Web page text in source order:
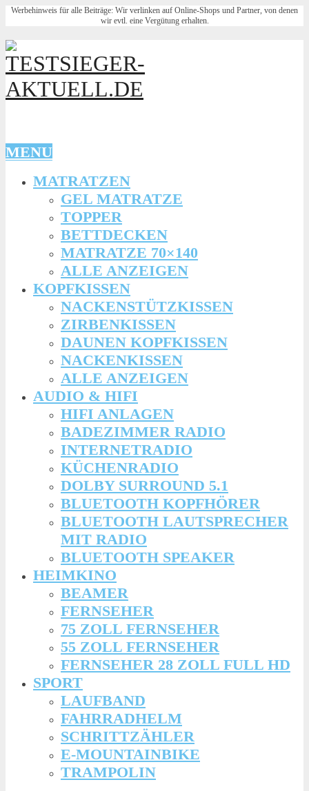
Werbehinweis für alle Beiträge: Wir verlinken auf Online-Shops und Partner, von denen
wir evtl. eine Vergütung erhalten.
MENU
MATRATZEN
GEL MATRATZE
TOPPER
BETTDECKEN
MATRATZE 70×140
ALLE ANZEIGEN
KOPFKISSEN
NACKENSTÜTZKISSEN
ZIRBENKISSEN
DAUNEN KOPFKISSEN
NACKENKISSEN
ALLE ANZEIGEN
AUDIO & HIFI
HIFI ANLAGEN
BADEZIMMER RADIO
INTERNETRADIO
KÜCHENRADIO
DOLBY SURROUND 5.1
BLUETOOTH KOPFHÖRER
BLUETOOTH LAUTSPRECHER
MIT RADIO
BLUETOOTH SPEAKER
HEIMKINO
BEAMER
FERNSEHER
75 ZOLL FERNSEHER
55 ZOLL FERNSEHER
FERNSEHER 28 ZOLL FULL HD
SPORT
LAUFBAND
FAHRRADHELM
SCHRITTZÄHLER
E-MOUNTAINBIKE
TRAMPOLIN